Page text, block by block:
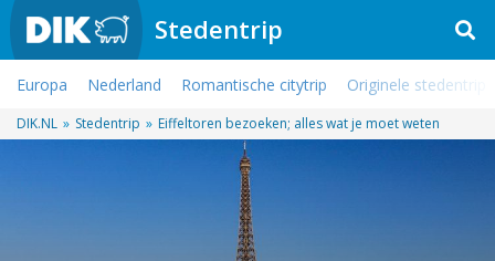
Stedentrip
Europa Nederland Romantische citytrip Originele stedentrip
DIK.NL » Stedentrip » Eiffeltoren bezoeken; alles wat je moet weten